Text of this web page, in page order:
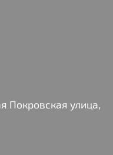
Покровская улица,